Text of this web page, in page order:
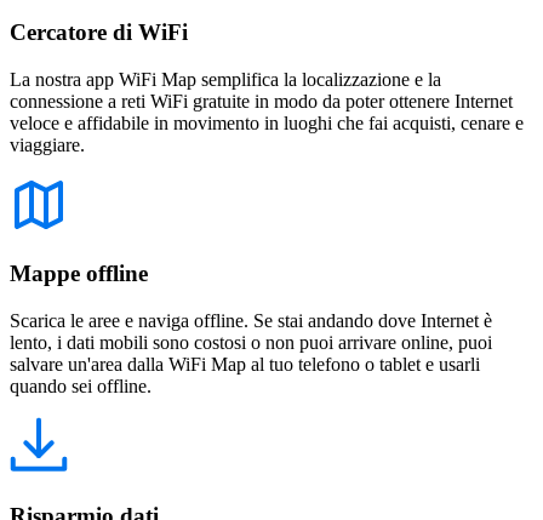
Cercatore di WiFi
La nostra app WiFi Map semplifica la localizzazione e la
connessione a reti WiFi gratuite in modo da poter ottenere Internet
veloce e affidabile in movimento in luoghi che fai acquisti, cenare e
viaggiare.
Mappe offline
Scarica le aree e naviga offline. Se stai andando dove Internet è
lento, i dati mobili sono costosi o non puoi arrivare online, puoi
salvare un'area dalla WiFi Map al tuo telefono o tablet e usarli
quando sei offline.